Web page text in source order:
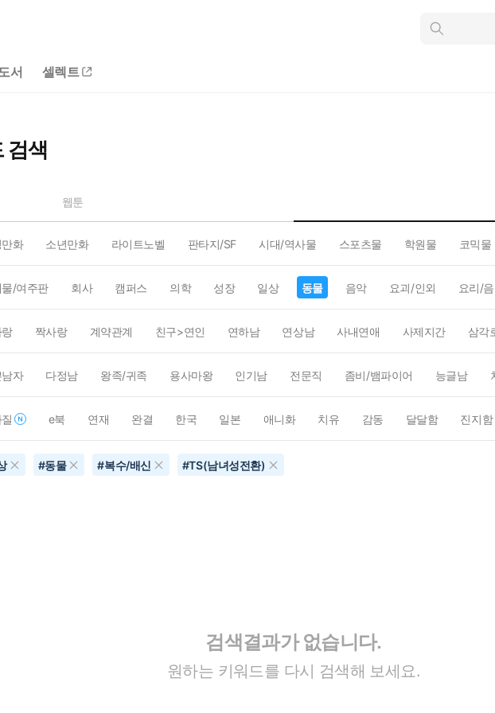
인
서 셀렉트
검색
웹툰
화 소년만화 라이트노벨 판타지/SF 시대/역사물 스포츠물 학원물 코믹물
물/여주판 회사 캠퍼스 의학 성장 일상 동물 음악 요괴/인외 요리/
짝사랑 계약관계 친구>연인 연하남 연상남 사내연애 사제지간 삼각
자 다정남 왕족/귀족 용사마왕 인기남 전문직 좀비/뱀파이어 능글남
e북 연재 완결 한국 일본 애니화 치유 감동 달달함 진지함
#동물 #복수/배신 #TS(남녀성전환)
검색결과가 없습니다.
원하는 키워드를 다시 검색해 보세요.